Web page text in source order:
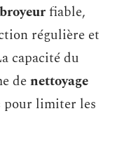
broyeurfiable,
régulière et
capacité du
denettoyage
pour limiter les